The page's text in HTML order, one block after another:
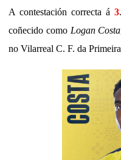
A contestación correcta á 3
coñecido como Logan Costa
no Vilarreal C. F. da